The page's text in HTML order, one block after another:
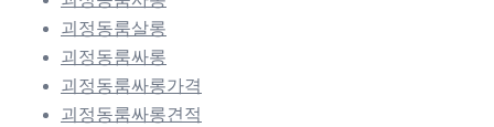
괴정동룸살롱
괴정동룸싸롱
괴정동룸싸롱가격
괴정동룸싸롱견적